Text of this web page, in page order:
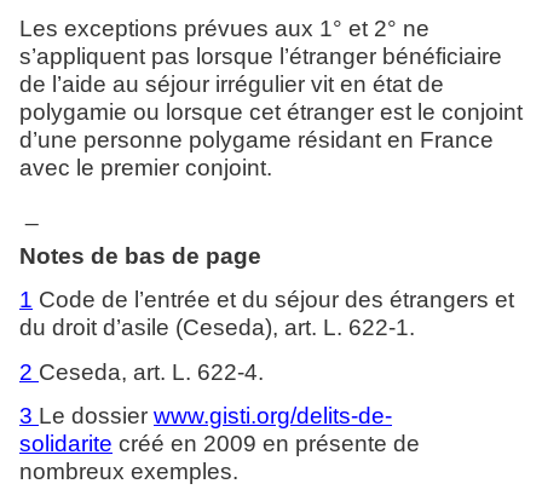
Les exceptions prévues aux 1° et 2° ne
s’appliquent pas lorsque l’étranger bénéficiaire
de l’aide au séjour irrégulier vit en état de
polygamie ou lorsque cet étranger est le conjoint
d’une personne polygame résidant en France
avec le premier conjoint.
Notes de bas de page
1 Code de l’entrée et du séjour des étrangers et
du droit d’asile (Ceseda), art. L. 622-1.
2 Ceseda, art. L. 622-4.
3 Le dossier www.gisti.org/delits-de-
solidarite créé en 2009 en présente de
nombreux exemples.